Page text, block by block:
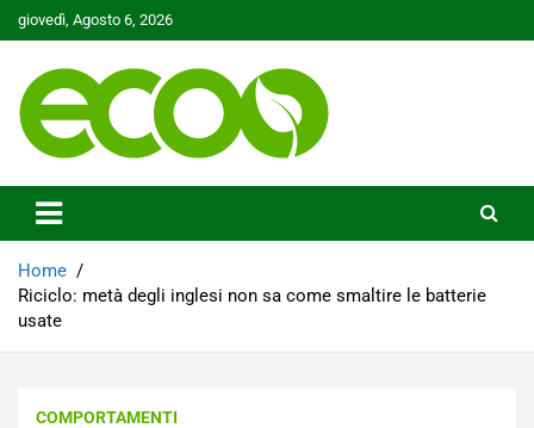
Skip
to
giovedì, Agosto 6, 2026
Ecoo.it
Home
Riciclo: metà degli inglesi non sa come smaltire le batterie
usate
COMPORTAMENTI